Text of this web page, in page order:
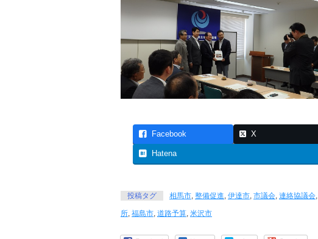
Facebook X
Hatena
投稿タグ 相馬市, 整備促進, 伊達市, 市議会, 連絡協議会,
所, 福島市, 道路予算, 米沢市